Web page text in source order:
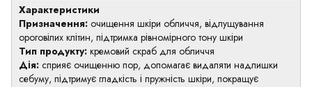
Характеристики
Призначення: очищення шкіри обличчя, відлущування
ороговілих клітин, підтримка рівномірного тону шкіри
Тип продукту: кремовий скраб для обличчя
Дія: сприяє очищенню пор, допомагає видаляти надлишки
себуму, підтримує гладкість і пружність шкіри, покращує